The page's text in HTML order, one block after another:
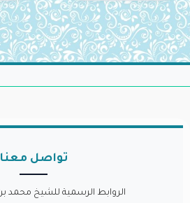
تواصل معنا
الروابط الرسمية للشيخ